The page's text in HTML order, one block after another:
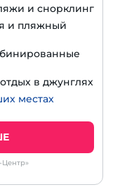
и снорклинг
и пляжный
в джунглях
местах